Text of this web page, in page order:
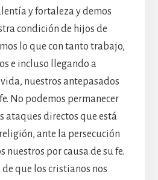
y fortaleza y demos
condición de hijos de
lo que con tanto trabajo,
e incluso llegando a
nuestros antepasados
No podemos permanecer
ataques directos que está
ante la persecución
nuestros por causa de su fe.
que los cristianos nos